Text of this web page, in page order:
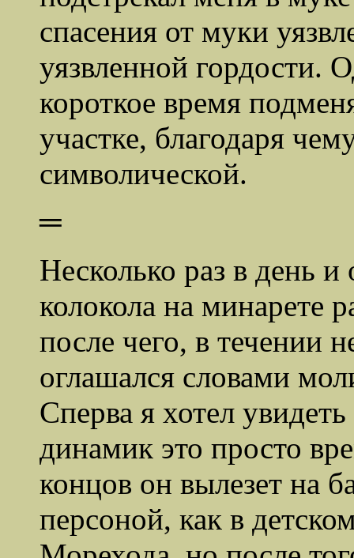
спасения от муки
уязвленной гордости.
короткое время
участке, благодаря
символической.
═
Несколько раз в день
колокола на минарете
после чего, в течении
оглашался словами
Сперва я хотел
динамик это просто
концов он вылезет на
персоной, как в